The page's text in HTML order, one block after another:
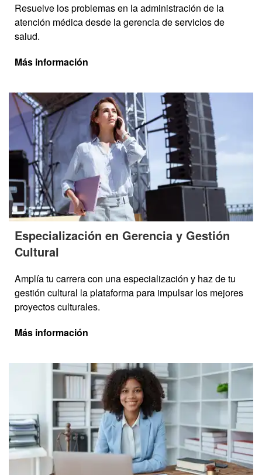
Resuelve los problemas en la administración de la
atención médica desde la gerencia de servicios de
salud.
Más información
Especialización en Gerencia y Gestión
Cultural
Amplía tu carrera con una especialización y haz de tu
gestión cultural la plataforma para impulsar los mejores
proyectos culturales.
Más información